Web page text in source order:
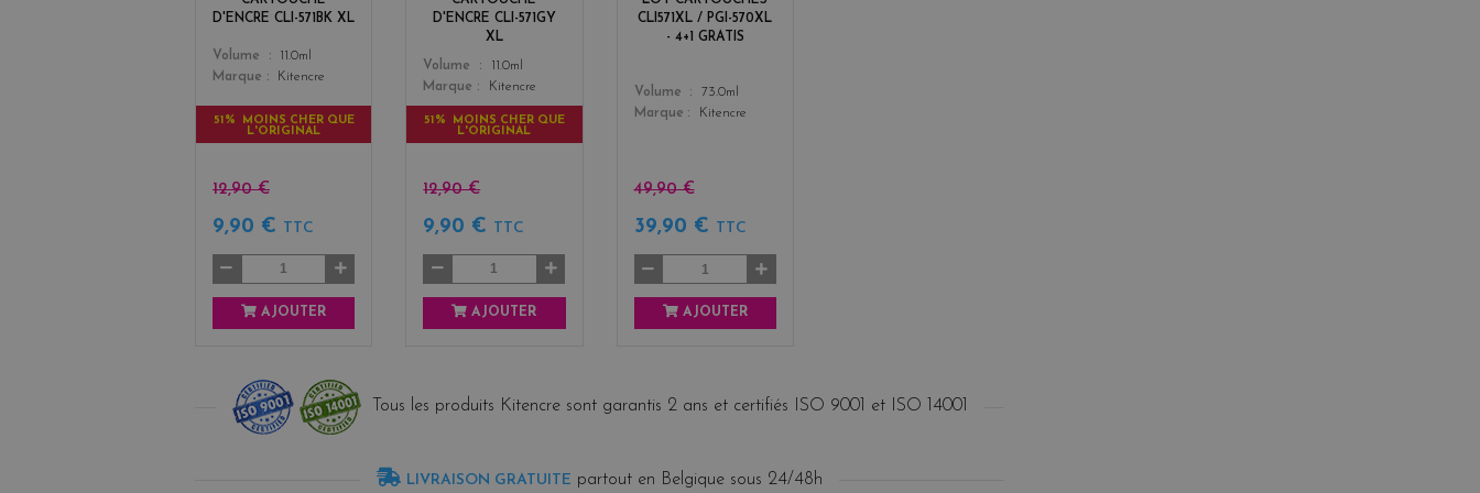
D'ENCRE CLI-571BK XL
Color
Volume
11.0ml
Marque
Kitencre
51% MOINS CHER QUE
L'ORIGINAL
12,90 €
9,90 € TTC
AJOUTER
D'ENCRE CLI-571GY
XL
Color
Volume
11.0ml
Marque
Kitencre
51% MOINS CHER QUE
L'ORIGINAL
12,90 €
9,90 € TTC
AJOUTER
CLI571XL / PGI-570XL
- 4+1 GRATIS
Color
3
Volume
73.0ml
Marque
Kitencre
49,90 €
39,90 € TTC
AJOUTER
Tous les produits Kitencre sont garantis 2 ans et certifiés ISO 9001 et ISO 14001
LIVRAISON GRATUITE partout en Belgique sous 24/48h